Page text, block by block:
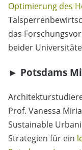
Optimierung des
das
beider
► Potsdams
Prof. Vanessa
Sustainable
Strategien für ein